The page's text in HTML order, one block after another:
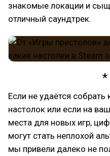
знакомые локации и
отличный саундтрек.
Если не удаётся
настолок или если на
места для новых игр,
могут стать неплохой
мы привели далеко не